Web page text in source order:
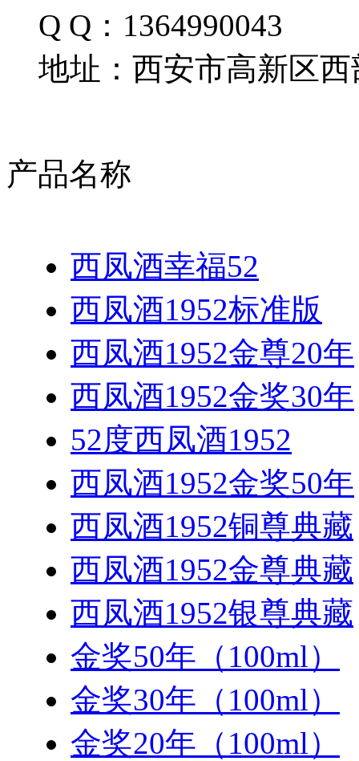
Q Q：1364990043
地址：西安市高新区西
产品名称
西凤酒幸福52
西凤酒1952标准版
西凤酒1952金尊20年
西凤酒1952金奖30年
52度西凤酒1952
西凤酒1952金奖50年
西凤酒1952铜尊典藏
西凤酒1952金尊典藏
西凤酒1952银尊典藏
金奖50年（100ml）
金奖30年（100ml）
金奖20年（100ml）